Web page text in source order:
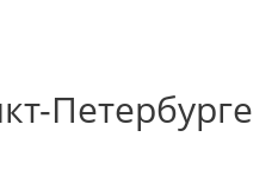
Петербурге